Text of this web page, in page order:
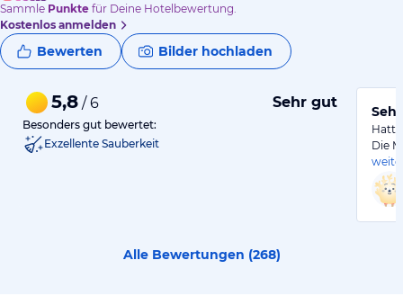
Sammle Punkte für Deine Hotelbewertung.
Kostenlos anmelden
Bewerten Bilder hochladen
5,8 / 6 Sehr gut
Besonders gut bewertet:
Exzellente Sauberkeit
Die
Alle Bewertungen (268)